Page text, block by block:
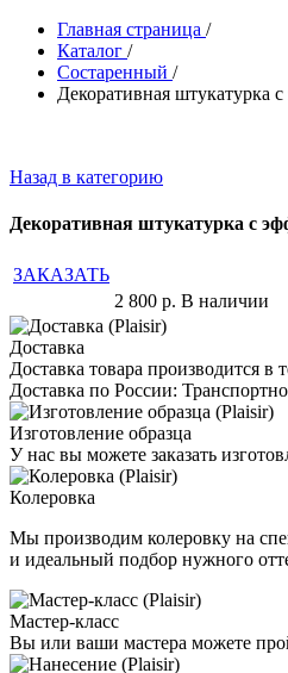
Главная страница /
Каталог /
Состаренный /
Декоративная штукатурка
Назад в категорию
Декоративная штукатурка с
ЗАКАЗАТЬ
2 800 р. В наличии
Доставка
Доставка товара производится
Доставка по России:
Изготовление образца
У нас вы можете заказать
Колеровка
Мы производим колеровку на
и идеальный подбор нужного
Мастер-класс
Вы или ваши мастера можете